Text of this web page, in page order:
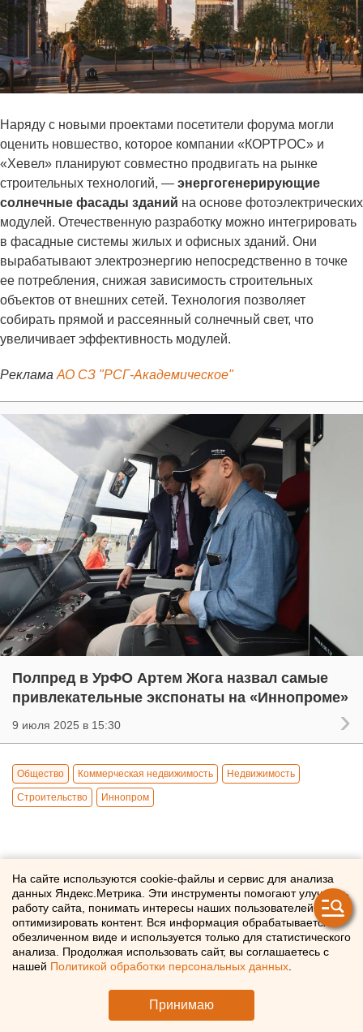
Наряду с новыми проектами посетители форума могли
оценить новшество, которое компании «КОРТРОС» и
«Хевел» планируют совместно продвигать на рынке
строительных технологий, — энергогенерирующие
солнечные фасады зданий на основе фотоэлектрических
модулей. Отечественную разработку можно интегрировать
в фасадные системы жилых и офисных зданий. Они
вырабатывают электроэнергию непосредственно в точке
ее потребления, снижая зависимость строительных
объектов от внешних сетей. Технология позволяет
собирать прямой и рассеянный солнечный свет, что
увеличивает эффективность модулей.
Реклама АО СЗ "РСГ-Академическое"
Полпред в УрФО Артем Жога назвал самые
привлекательные экспонаты на «Иннопроме»
9 июля 2025 в 15:30
Общество Коммерческая недвижимость Недвижимость
Строительство Иннопром
На сайте используются cookie-файлы и сервис для анализа
данных Яндекс.Метрика. Эти инструменты помогают улучшать
работу сайта, понимать интересы наших пользователей и
оптимизировать контент. Вся информация обрабатывается в
обезличенном виде и используется только для статистического
анализа. Продолжая использовать сайт, вы соглашаетесь с
нашей Политикой обработки персональных данных
Принимаю